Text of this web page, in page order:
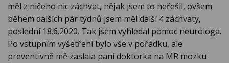
měl z ničeho nic záchvat, nějak jsem to neřešil, ovšem
během dalších pár týdnů jsem měl další 4 záchvaty,
poslední 18.6.2020. Tak jsem vyhledal pomoc neurologa.
Po vstupním vyšetření bylo vše v pořádku, ale
preventivně mě zaslala paní doktorka na MR mozku